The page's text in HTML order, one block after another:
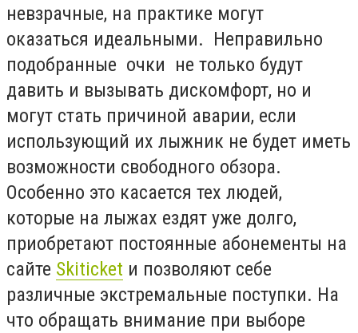
невзрачные, на практике могут
оказаться идеальными. Неправильно
подобранные очки не только будут
давить и вызывать дискомфорт, но и
могут стать причиной аварии, если
использующий их лыжник не будет иметь
возможности свободного обзора.
Особенно это касается тех людей,
которые на лыжах ездят уже долго,
приобретают постоянные абонементы на
сайте Skiticket и позволяют себе
различные экстремальные поступки. На
что обращать внимание при выборе